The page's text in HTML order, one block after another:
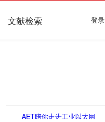
文献检索 登录
AET陪你走进工业以太网